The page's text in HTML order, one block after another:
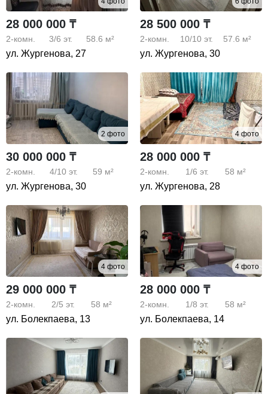
28 000 000 ₸
2-комн. 3/6 эт. 58.6 м²
ул. Жургенова, 27
28 500 000 ₸
2-комн. 10/10 эт. 57.6 м²
ул. Жургенова, 30
2 фото
30 000 000 ₸
2-комн. 4/10 эт. 59 м²
ул. Жургенова, 30
4 фото
28 000 000 ₸
2-комн. 1/6 эт. 58 м²
ул. Жургенова, 28
4 фото
29 000 000 ₸
2-комн. 2/5 эт. 58 м²
ул. Болекпаева, 13
4 фото
28 000 000 ₸
2-комн. 1/8 эт. 58 м²
ул. Болекпаева, 14